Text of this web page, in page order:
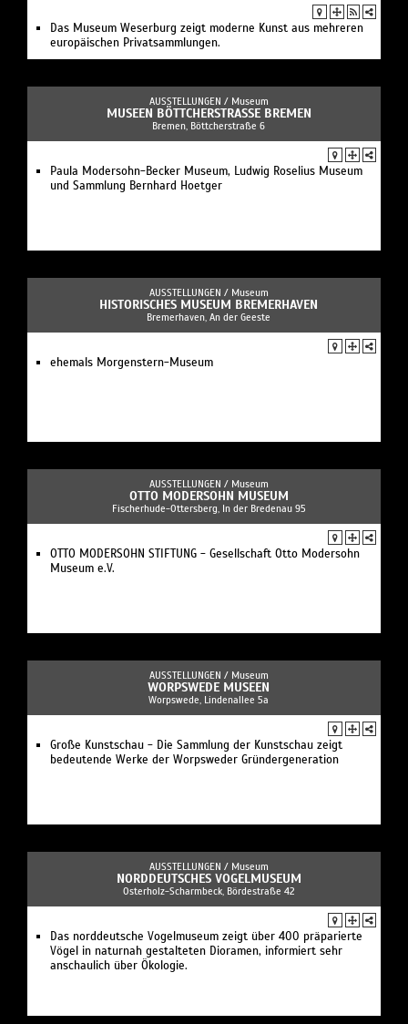
Das Museum Weserburg zeigt moderne Kunst aus mehreren
europäischen Privatsammlungen.
AUSSTELLUNGEN / Museum
MUSEEN BÖTTCHERSTRASSE BREMEN
Bremen, Böttcherstraße 6
Paula Modersohn-Becker Museum, Ludwig Roselius Museum
und Sammlung Bernhard Hoetger
AUSSTELLUNGEN / Museum
HISTORISCHES MUSEUM BREMERHAVEN
Bremerhaven, An der Geeste
ehemals Morgenstern-Museum
AUSSTELLUNGEN / Museum
OTTO MODERSOHN MUSEUM
Fischerhude-Ottersberg, In der Bredenau 95
OTTO MODERSOHN STIFTUNG - Gesellschaft Otto Modersohn
Museum e.V.
AUSSTELLUNGEN / Museum
WORPSWEDE MUSEEN
Worpswede, Lindenallee 5a
Große Kunstschau - Die Sammlung der Kunstschau zeigt
bedeutende Werke der Worpsweder Gründergeneration
AUSSTELLUNGEN / Museum
NORDDEUTSCHES VOGELMUSEUM
Osterholz-Scharmbeck, Bördestraße 42
Das norddeutsche Vogelmuseum zeigt über 400 präparierte
Vögel in naturnah gestalteten Dioramen, informiert sehr
anschaulich über Ökologie.